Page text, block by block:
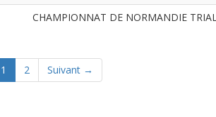
CHAMPIONNAT DE NORMANDIE
1 (current)
2 Suivant →